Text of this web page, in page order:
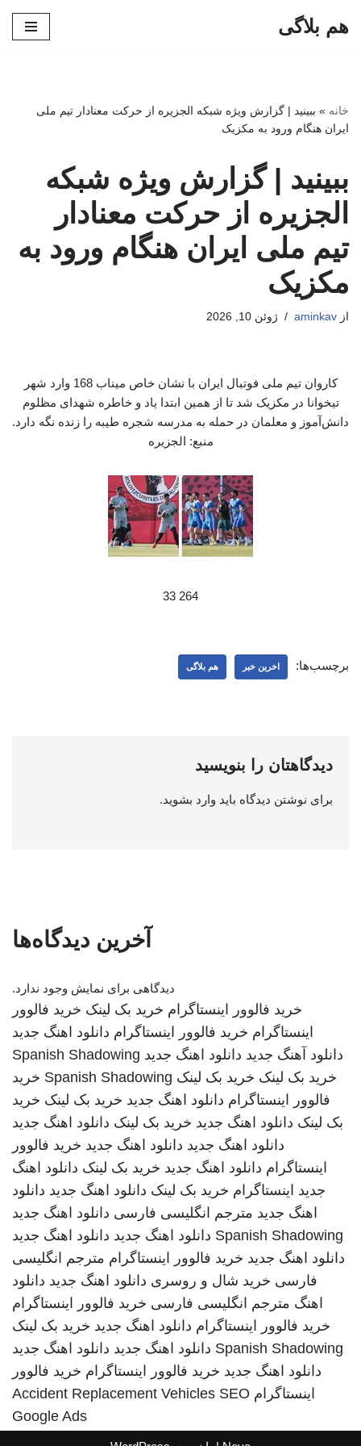
هم بلاگی
خانه » ببینید | گزارش ویژه شبکه الجزیره از حرکت معنادار تیم ملی
ایران هنگام ورود به مکزیک
ببینید | گزارش ویژه شبکه
الجزیره از حرکت معنادار
تیم ملی ایران هنگام ورود به
مکزیک
از aminkav ژوئن 10, 2026
کاروان تیم ملی فوتبال ایران با نشان خاص میناب 168 وارد شهر
تیخوانا در مکزیک شد تا از همین ابتدا یاد و خاطره شهدای مظلوم
دانش‌آموز و معلمان در حمله به مدرسه شجره طیبه را زنده نگه دارد.
منبع: الجزیره
264 33
برچسب‌ها: اخرین خبر هم بلاگی
دیدگاهتان را بنویسید
برای نوشتن دیدگاه باید وارد بشوید.
آخرین دیدگاه‌ها
دیدگاهی برای نمایش وجود ندارد.
خرید فالوور اینستاگرام خرید بک لینک خرید فالوور
اینستاگرام خرید فالوور اینستاگرام دانلود اهنگ جدید
دانلود آهنگ جدید دانلود اهنگ جدید Spanish Shadowing
خرید بک لینک خرید بک لینک Spanish Shadowing خرید
فالوور اینستاگرام دانلود اهنگ جدید خرید بک لینک خرید
بک لینک دانلود اهنگ جدید خرید بک لینک دانلود اهنگ جدید
دانلود اهنگ جدید دانلود اهنگ جدید خرید فالوور
اینستاگرام دانلود اهنگ جدید خرید بک لینک دانلود اهنگ
جدید اینستاگرام خرید بک لینک دانلود اهنگ جدید دانلود
اهنگ جدید مترجم انگلیسی فارسی دانلود اهنگ جدید
Spanish Shadowing دانلود اهنگ جدید دانلود اهنگ جدید
دانلود اهنگ جدید خرید فالوور اینستاگرام مترجم انگلیسی
فارسی خرید شال و روسری دانلود اهنگ جدید دانلود
اهنگ مترجم انگلیسی فارسی خرید فالوور اینستاگرام
خرید فالوور اینستاگرام دانلود اهنگ جدید خرید بک لینک
Spanish Shadowing دانلود اهنگ جدید دانلود اهنگ جدید
دانلود اهنگ جدید خرید فالوور اینستاگرام خرید فالوور
اینستاگرام
Accident Replacement Vehicles SEO
Google Ads